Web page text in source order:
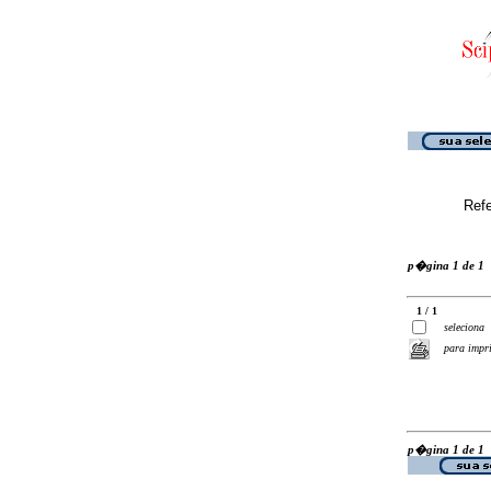
p�gina 1 de 1
1 / 1
seleciona
para
p�gina 1 de 1